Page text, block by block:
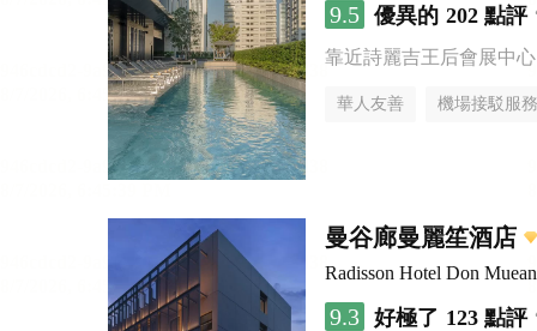
9.5 優異的 202 點評
靠近詩麗吉王后會展中心
華人友善 機場接駁服務
曼谷廊曼麗笙酒店
Radisson Hotel Don
9.3 好極了 123 點評